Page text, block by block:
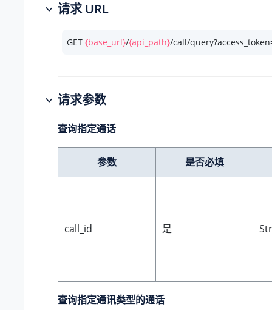
请求 URL
GET {base_url}/{api_path}/call/
请求参数
查询指定通话
参数 是否必填
call_id 是
查询指定通讯类型的通话